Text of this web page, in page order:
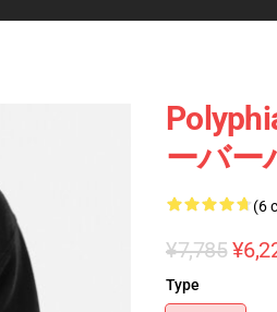
ーバー
(6
¥7,785
Type